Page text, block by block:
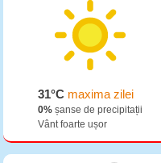
31°C maxima zilei
0% șanse de precipitații
Vânt foarte ușor